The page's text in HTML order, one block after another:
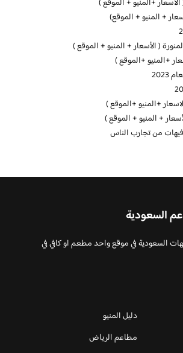
+المنيو + الموقع )
+ المنيو + الموقع)
( الأسعار + المنيو + الموقع )
+المنيو +الموقع )
+المنيو +الموقع )
+ المنيو + الموقع )
من تجارب الناس
السعودية
السعودية في موقع واحد مطعم او كافي في
دليل المنيو
مطاعم الرياض